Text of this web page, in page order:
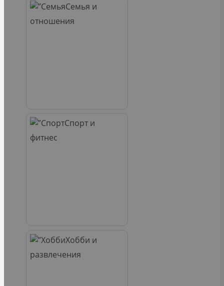
Семья и
отношения
Спорт и
фитнес
Хобби и
развлечения